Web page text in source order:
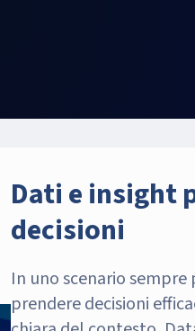
Dati e insight
decisioni
In uno scenario
prendere decisioni